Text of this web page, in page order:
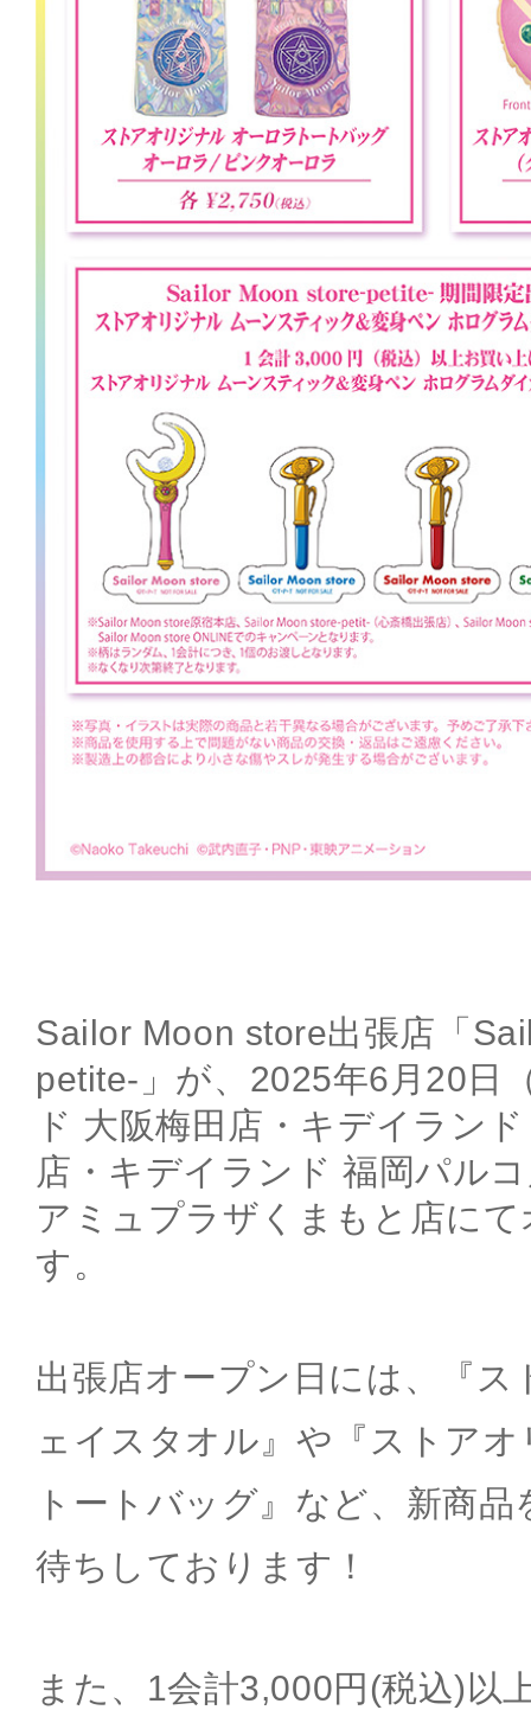
Sailor Moon store出張店「
petite-」が、2025年6月20日
ド 大阪梅田店・キデイラン
店・キデイランド 福岡パル
アミュプラザくまもと店に
す。
出張店オープン日には、『
ェイスタオル』や『ストア
トートバッグ』など、新商
待ちしております！
また、1会計3,000円(税込)以